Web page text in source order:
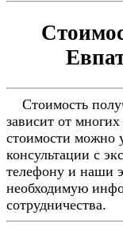
Стоимость
зависит от
стоимости можно
консультации с
телефону и наши
необходимую
сотрудничества.